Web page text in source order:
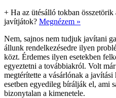
+ Ha az ütésálló tokban
javítjátok? Megnézem »
Nem, sajnos nem tudjuk javítani
állunk rendelkezésedre ilyen
közt. Érdemes ilyen esetekben
egyeztetni a továbbiakról. Volt
megtérítette a vásárlónak a
esetben egyedileg bírálják el, ami
bizonytalan a kimenetele.